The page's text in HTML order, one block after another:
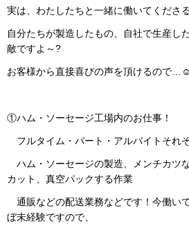
実は、わたしたちと一緒に働いてくださ
自分たちが製造したもの、自社で生産し
敵ですよ～?
お客様から直接喜びの声を頂けるので…☺
①ハム・ソーセージ工場内のお仕事！
フルタイム・パート・アルバイトそれ
ハム・ソーセージの製造、メンチカツ
カット、真空パックする作業
通販などの配送業務などです！今働い
ぼ未経験ですので、